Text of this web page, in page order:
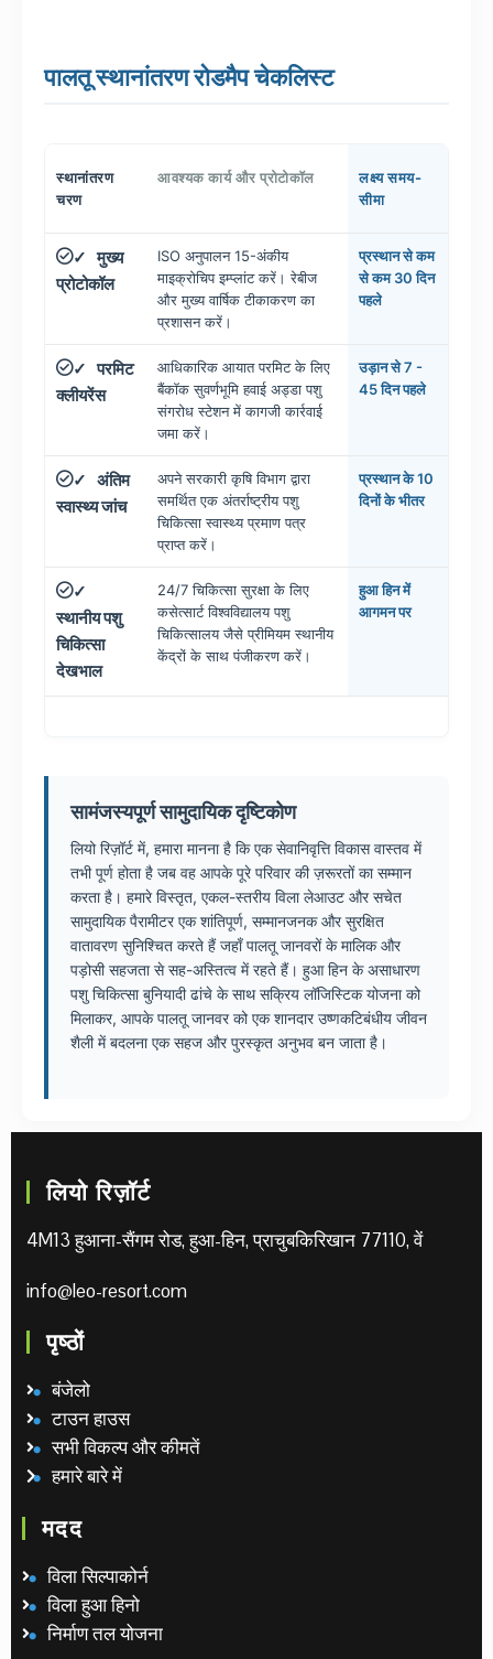
पालतू स्थानांतरण रोडमैप चेकलिस्ट
स्थानांतरण
चरण
आवश्यक कार्य और प्रोटोकॉल
लक्ष्य समय-
सीमा
✓
मुख्य
प्रोटोकॉल
ISO अनुपालन 15-अंकीय
माइक्रोचिप इम्प्लांट करें। रेबीज
और मुख्य वार्षिक टीकाकरण का
प्रशासन करें।
प्रस्थान से कम
से कम 30 दिन
पहले
✓
परमिट
क्लीयरेंस
आधिकारिक आयात परमिट के लिए
बैंकॉक सुवर्णभूमि हवाई अड्डा पशु
संगरोध स्टेशन में कागजी कार्रवाई
जमा करें।
उड़ान से 7 -
45 दिन पहले
✓
अंतिम
स्वास्थ्य जांच
अपने सरकारी कृषि विभाग द्वारा
समर्थित एक अंतर्राष्ट्रीय पशु
चिकित्सा स्वास्थ्य प्रमाण पत्र
प्राप्त करें।
प्रस्थान के 10
दिनों के भीतर
✓
स्थानीय पशु
चिकित्सा
देखभाल
24/7 चिकित्सा सुरक्षा के लिए
कसेत्सार्ट विश्वविद्यालय पशु
चिकित्सालय जैसे प्रीमियम स्थानीय
केंद्रों के साथ पंजीकरण करें।
हुआ हिन में
आगमन पर
सामंजस्यपूर्ण सामुदायिक दृष्टिकोण
लियो रिज़ॉर्ट में, हमारा मानना ​​है कि एक सेवानिवृत्ति विकास वास्तव में
तभी पूर्ण होता है जब वह आपके पूरे परिवार की ज़रूरतों का सम्मान
करता है। हमारे विस्तृत, एकल-स्तरीय विला लेआउट और सचेत
सामुदायिक पैरामीटर एक शांतिपूर्ण, सम्मानजनक और सुरक्षित
वातावरण सुनिश्चित करते हैं जहाँ पालतू जानवरों के मालिक और
पड़ोसी सहजता से सह-अस्तित्व में रहते हैं। हुआ हिन के असाधारण
पशु चिकित्सा बुनियादी ढांचे के साथ सक्रिय लॉजिस्टिक योजना को
मिलाकर, आपके पालतू जानवर को एक शानदार उष्णकटिबंधीय जीवन
शैली में बदलना एक सहज और पुरस्कृत अनुभव बन जाता है।
लियो रिज़ॉर्ट
4M13 हुआना-सैंगम रोड, हुआ-हिन, प्राचुबकिरिखान 77110, वें
info@leo-resort.com
पृष्ठों
बंजेलो
टाउन हाउस
सभी विकल्प और कीमतें
हमारे बारे में
मदद
विला सिल्पाकोर्न
विला हुआ हिनो
निर्माण तल योजना